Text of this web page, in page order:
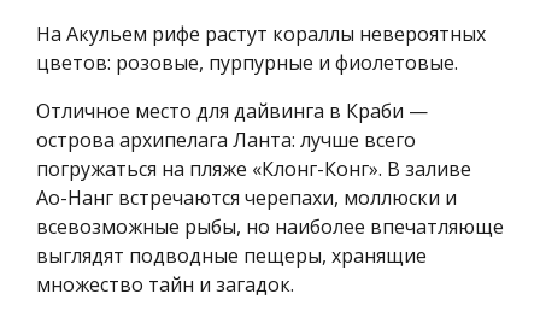
На Акульем рифе растут кораллы невероятных
цветов: розовые, пурпурные и фиолетовые.
Отличное место для дайвинга в Краби —
острова архипелага Ланта: лучше всего
погружаться на пляже «Клонг-Конг». В заливе
Ао-Нанг встречаются черепахи, моллюски и
всевозможные рыбы, но наиболее впечатляюще
выглядят подводные пещеры, хранящие
множество тайн и загадок.